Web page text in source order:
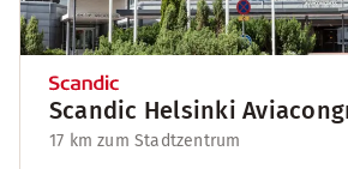
Scandic Helsinki
17 km zum Stadtzentrum